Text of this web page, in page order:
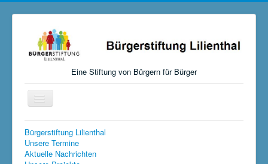
Eine Stiftung von Bürgern für Bürger
Navigation
an/aus
Startseite
Aktuelles
Bürgerstiftung Lilienthal
Unsere Termine
Aktuelle Nachrichten